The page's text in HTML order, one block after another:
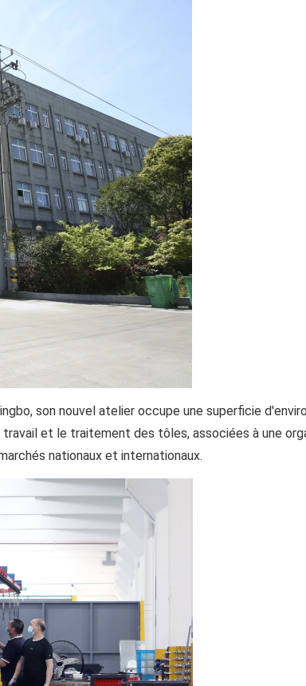
son nouvel atelier occupe une superficie
et le traitement des tôles, associées à une
nationaux et internationaux.